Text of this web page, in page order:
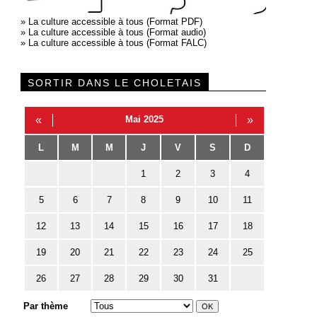
» La culture accessible à tous (Format PDF)
» La culture accessible à tous (Format audio)
» La culture accessible à tous (Format FALC)
SORTIR DANS LE CHOLETAIS
« Mai 2025 »
L M M J V S D
1 2 3 4
5 6 7 8 9 10 11
12 13 14 15 16 17 18
19 20 21 22 23 24 25
26 27 28 29 30 31
Par thème